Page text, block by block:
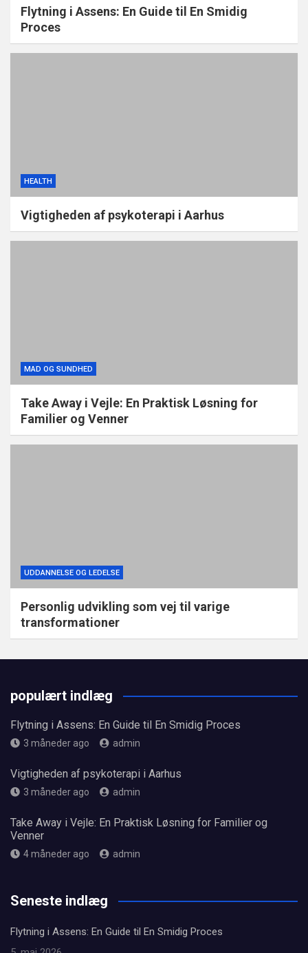
Flytning i Assens: En Guide til En Smidig
Proces
HEALTH
Vigtigheden af psykoterapi i Aarhus
MAD OG SUNDHED
Take Away i Vejle: En Praktisk Løsning for
Familier og Venner
UDDANNELSE OG LEDELSE
Personlig udvikling som vej til varige
transformationer
populært indlæg
Flytning i Assens: En Guide til En Smidig Proces
3 måneder ago admin
Vigtigheden af psykoterapi i Aarhus
3 måneder ago admin
Take Away i Vejle: En Praktisk Løsning for Familier og
Venner
4 måneder ago admin
Seneste indlæg
Flytning i Assens: En Guide til En Smidig Proces